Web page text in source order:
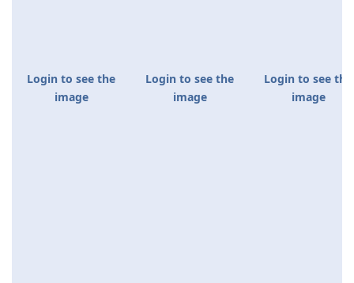
Login to see the
image
Login to see the
image
Login to see the
image